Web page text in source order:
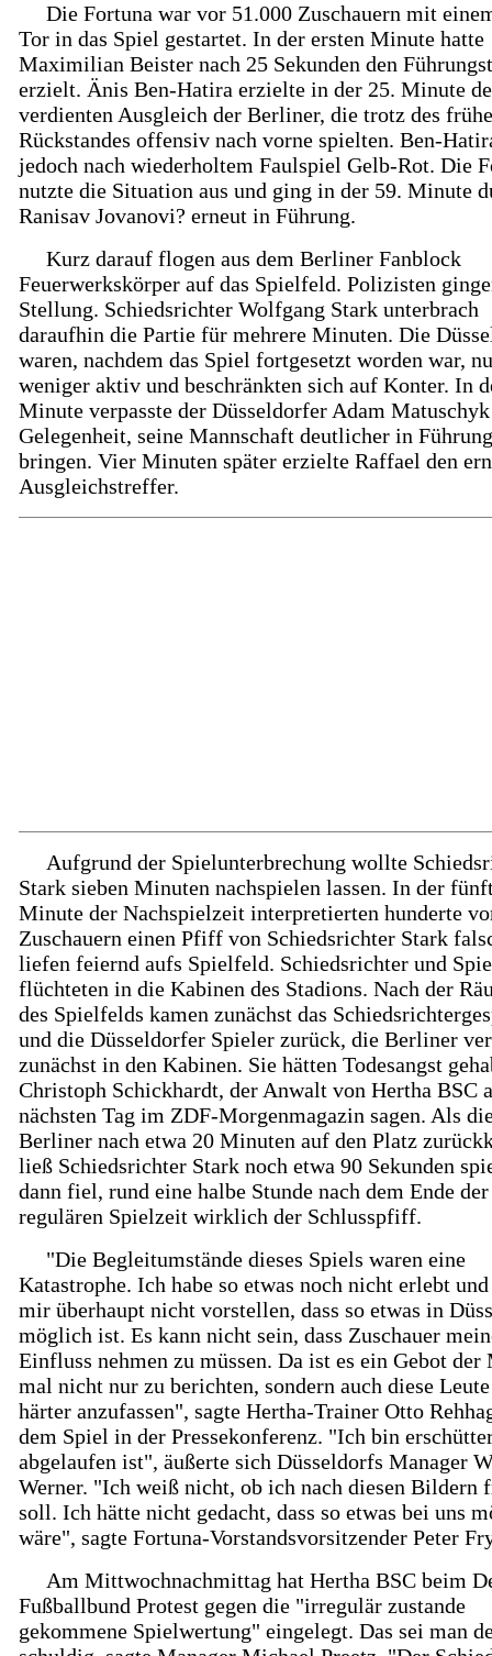
Die Fortuna war vor 51.000 Zuschauern mit
Tor in das Spiel gestartet. In der ersten Minute hatte
Maximilian Beister nach 25 Sekunden den
erzielt. Änis Ben-Hatira erzielte in der 25. Minute
verdienten Ausgleich der Berliner, die trotz des
Rückstandes offensiv nach vorne spielten. Ben-
jedoch nach wiederholtem Faulspiel Gelb-Rot. Die
nutzte die Situation aus und ging in der 59. Minute
Ranisav Jovanovi? erneut in Führung.
Kurz darauf flogen aus dem Berliner Fanblock
Feuerwerkskörper auf das Spielfeld. Polizisten
Stellung. Schiedsrichter Wolfgang Stark unterbrach
daraufhin die Partie für mehrere Minuten. Die
waren, nachdem das Spiel fortgesetzt worden war,
weniger aktiv und beschränkten sich auf Konter. In
Minute verpasste der Düsseldorfer Adam
Gelegenheit, seine Mannschaft deutlicher in
bringen. Vier Minuten später erzielte Raffael den
Ausgleichstreffer.
Aufgrund der Spielunterbrechung wollte
Stark sieben Minuten nachspielen lassen. In der
Minute der Nachspielzeit interpretierten hunderte
Zuschauern einen Pfiff von Schiedsrichter Stark
liefen feiernd aufs Spielfeld. Schiedsrichter und
flüchteten in die Kabinen des Stadions. Nach der
des Spielfelds kamen zunächst das
und die Düsseldorfer Spieler zurück, die Berliner
zunächst in den Kabinen. Sie hätten Todesangst
Christoph Schickhardt, der Anwalt von Hertha BSC
nächsten Tag im ZDF-Morgenmagazin sagen. Als
Berliner nach etwa 20 Minuten auf den Platz
ließ Schiedsrichter Stark noch etwa 90 Sekunden
dann fiel, rund eine halbe Stunde nach dem Ende der
regulären Spielzeit wirklich der Schlusspfiff.
"Die Begleitumstände dieses Spiels waren eine
Katastrophe. Ich habe so etwas noch nicht erlebt
mir überhaupt nicht vorstellen, dass so etwas in
möglich ist. Es kann nicht sein, dass Zuschauer
Einfluss nehmen zu müssen. Da ist es ein Gebot der
mal nicht nur zu berichten, sondern auch diese
härter anzufassen", sagte Hertha-Trainer Otto
dem Spiel in der Pressekonferenz. "Ich bin
abgelaufen ist", äußerte sich Düsseldorfs Manager
Werner. "Ich weiß nicht, ob ich nach diesen Bildern
soll. Ich hätte nicht gedacht, dass so etwas bei uns
wäre", sagte Fortuna-Vorstandsvorsitzender Peter
Am Mittwochnachmittag hat Hertha BSC beim
Fußballbund Protest gegen die "irregulär zustande
gekommene Spielwertung" eingelegt. Das sei man